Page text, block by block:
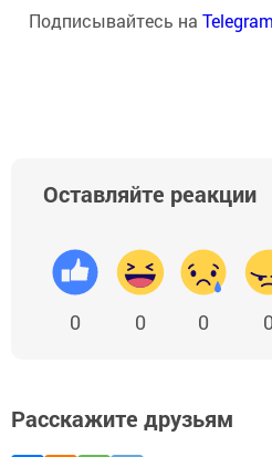
Подписывайтесь на
Оставляйте реакции
0 0 0 0
Расскажите друзьям